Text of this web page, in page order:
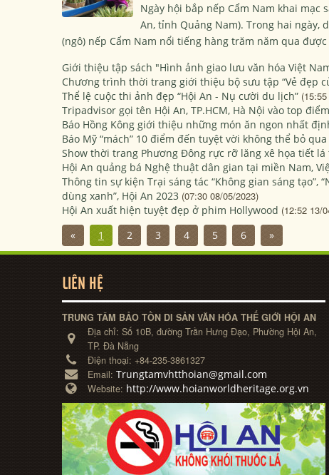
Ngày hội bắp nếp Cẩm Nam khai mạc
An, tỉnh Quảng Nam). Trong hai
(ngô) nếp Cẩm Nam nổi tiếng hàng trăm năm qua
Giới thiệu tập sách "Hình ảnh giao lưu văn hóa Việt
Chương trình thời trang giới thiệu bộ sưu tập “Vẻ đẹp
Thể lệ cuộc thi ảnh đẹp “Hội An - Nụ cười du lịch”
Tripadvisor gọi tên Hội An, TP.HCM, Hà Nội vào top
Báo Hồng Kông giới thiệu những món ăn ngon nhất
Báo Mỹ “mách” 10 điểm đến tuyệt vời không thể bỏ
Show thời trang Phương Đông rực rỡ lăng xê họa tiết lá
Hội An quảng bá Nghệ thuật dân gian tại miền Nam,
Thông tin sự kiện Trại sáng tác “Không gian sáng tạo”,
dùng xanh”, Hội An 2023 (07:30 08/05/2023)
Hội An xuất hiện tuyệt đẹp ở phim Hollywood (12:52 13/
«
1 2 3 4 5 6 »
LIÊN HỆ
TRUNG TÂM BẢO TỒN DI SẢN VĂN HÓA THẾ GIỚI HỘI AN
Địa chỉ: Số 10B, đường Trần Hưng Đạo, Phường Hội An,
TP. Đà Nẵng
Điện thoại: +84-235-3861327
Email: Trungtamvhtthoian@gmail.com
Website: http://www.hoianworldheritage.org.vn